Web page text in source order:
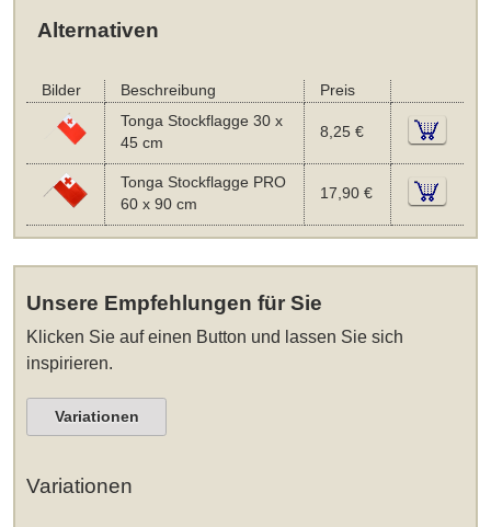
Alternativen
Bilder Beschreibung
Preis
Tonga Stockflagge 30 x
45 cm
8,25 €
Tonga Stockflagge PRO
60 x 90 cm
17,90 €
Unsere Empfehlungen für Sie
Klicken Sie auf einen Button und lassen Sie sich
inspirieren.
Variationen
Variationen